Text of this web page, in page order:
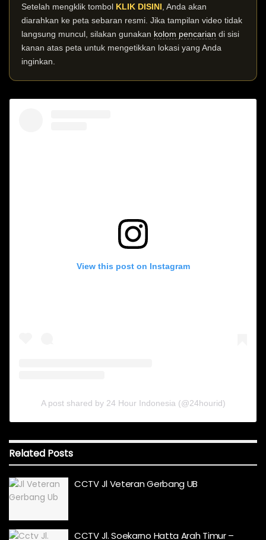
Setelah mengklik tombol KLIK DISINI , Anda akan
diarahkan ke peta sebaran resmi. Jika tampilan video tidak
langsung muncul, silakan gunakan kolom pencarian di sisi
kanan atas peta untuk mengetikkan lokasi yang Anda
inginkan.
View this post on Instagram
A post shared by 24 Hour Indonesia (@24hourid)
Related Posts
CCTV Jl Veteran Gerbang UB
CCTV Jl. Soekarno Hatta Arah Timur –